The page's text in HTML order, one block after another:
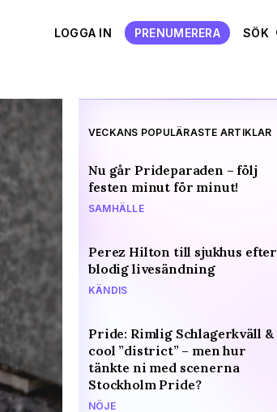
LOGGA IN PRENUMERERA SÖK
VECKANS POPULÄRASTE ARTIKLAR
Nu går Prideparaden – följ
festen minut för minut!
SAMHÄLLE
Perez Hilton till sjukhus efter
blodig livesändning
KÄNDIS
Pride: Rimlig Schlagerkväll &
cool ”district” – men hur
tänkte ni med scenerna
Stockholm Pride?
NÖJE